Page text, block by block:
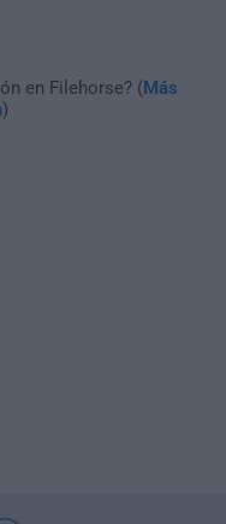
en Filehorse? (Más
)